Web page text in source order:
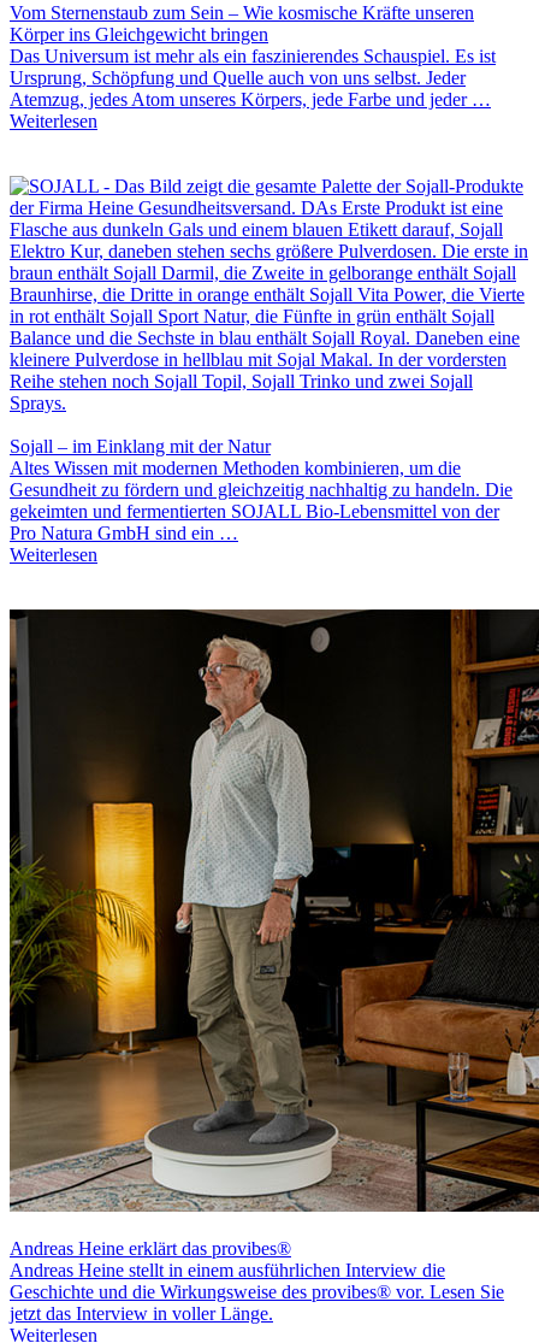
Vom Sternenstaub zum Sein – Wie kosmische Kräfte unseren
Körper ins Gleichgewicht bringen
Das Universum ist mehr als ein faszinierendes Schauspiel. Es ist
Ursprung, Schöpfung und Quelle auch von uns selbst. Jeder
Atemzug, jedes Atom unseres Körpers, jede Farbe und jeder …
Weiterlesen
Sojall – im Einklang mit der Natur
Altes Wissen mit modernen Methoden kombinieren, um die
Gesundheit zu fördern und gleichzeitig nachhaltig zu handeln. Die
gekeimten und fermentierten SOJALL Bio-Lebensmittel von der
Pro Natura GmbH sind ein …
Weiterlesen
Andreas Heine erklärt das provibes®
Andreas Heine stellt in einem ausführlichen Interview die
Geschichte und die Wirkungsweise des provibes® vor. Lesen Sie
jetzt das Interview in voller Länge.
Weiterlesen